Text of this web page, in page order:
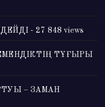
- 27 848 views
ТҰҒЫРЫ
– ЗАМАН